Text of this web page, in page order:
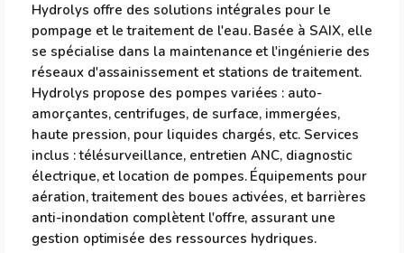
Hydrolys offre des solutions intégrales pour le
pompage et le traitement de l'eau. Basée à SAIX, elle
se spécialise dans la maintenance et l'ingénierie des
réseaux d'assainissement et stations de traitement.
Hydrolys propose des pompes variées : auto-
amorçantes, centrifuges, de surface, immergées,
haute pression, pour liquides chargés, etc. Services
inclus : télésurveillance, entretien ANC, diagnostic
électrique, et location de pompes. Équipements pour
aération, traitement des boues activées, et barrières
anti-inondation complètent l'offre, assurant une
gestion optimisée des ressources hydriques.